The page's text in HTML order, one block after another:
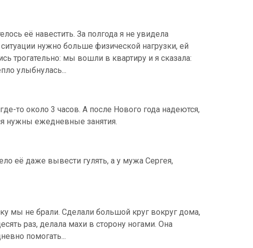
её навестить. За полгода я не увидела
нужно больше физической нагрузки, ей
трогательно: мы вошли в квартиру и я сказала:
улыбнулась...
то около 3 часов. А после Нового года надеются,
нужны ежедневные занятия.
её даже вывести гулять, а у мужа Сергея,
мы не брали. Сделали большой круг вокруг дома,
раз, делала махи в сторону ногами. Она
помогать...